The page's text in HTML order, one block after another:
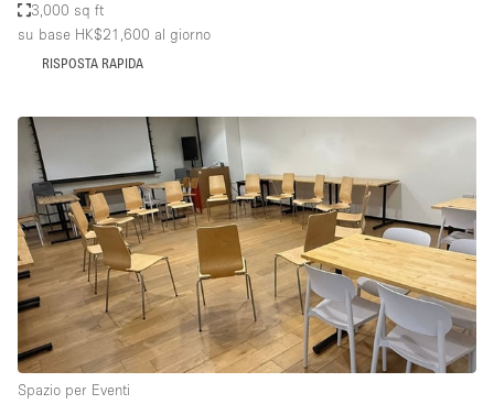
3,000 sq ft
su base HK$21,600 al giorno
RISPOSTA RAPIDA
Spazio per Eventi